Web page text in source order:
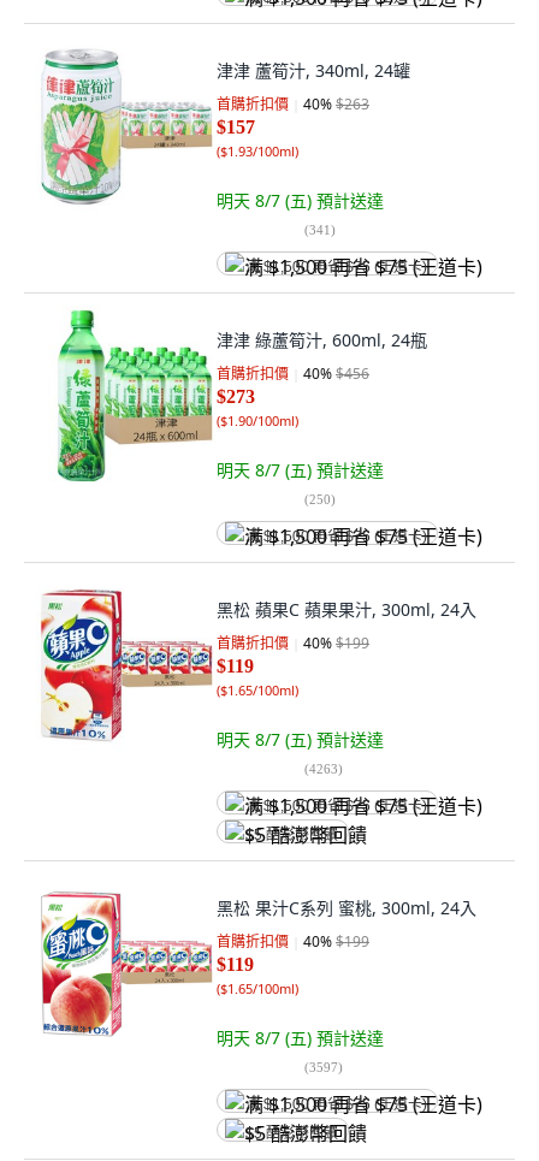
津津 蘆筍汁, 340ml, 24罐
首購折扣價 40%$263
$157
($1.93/100ml)
明天 8/7 (五) 預計送達
(341)
满 $1,500 再省 $75 (王道卡)
津津 綠蘆筍汁, 600ml, 24瓶
首購折扣價 40%$456
$273
($1.90/100ml)
明天 8/7 (五) 預計送達
(250)
满 $1,500 再省 $75 (王道卡)
黑松 蘋果C 蘋果果汁, 300ml, 24入
首購折扣價 40%$199
$119
($1.65/100ml)
明天 8/7 (五) 預計送達
(4263)
满 $1,500 再省 $75 (王道卡)
$5 酷澎幣回饋
黑松 果汁C系列 蜜桃, 300ml, 24入
首購折扣價 40%$199
$119
($1.65/100ml)
明天 8/7 (五) 預計送達
(3597)
满 $1,500 再省 $75 (王道卡)
$5 酷澎幣回饋